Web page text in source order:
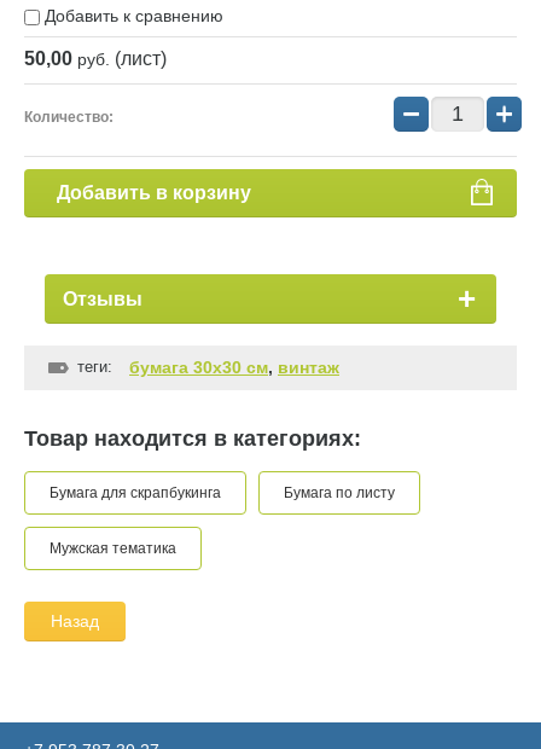
Добавить к сравнению
50,00 руб. (лист)
Количество: − +
Добавить в корзину
Отзывы
теги: бумага 30х30 см, винтаж
Товар находится в категориях:
Бумага для скрапбукинга Бумага по листу
Мужская тематика
Назад